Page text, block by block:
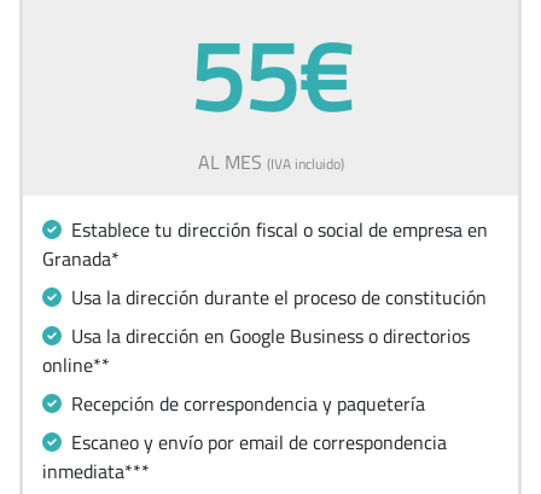
55€
AL MES (IVA incluido)
Establece tu dirección fiscal o social de empresa en
Granada*
Usa la dirección durante el proceso de constitución
Usa la dirección en Google Business o directorios
online**
Recepción de correspondencia y paquetería
Escaneo y envío por email de correspondencia
inmediata***